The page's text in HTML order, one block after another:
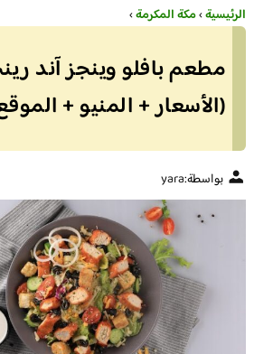
الرئيسية›مكة المكرمة›
مطعم بافلو وينجز آند
(الأسعار + المنيو +
بواسطة:yara